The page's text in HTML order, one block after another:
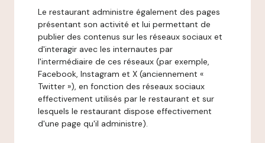
Le restaurant administre également des pages
présentant son activité et lui permettant de
publier des contenus sur les réseaux sociaux et
d'interagir avec les internautes par
l'intermédiaire de ces réseaux (par exemple,
Facebook, Instagram et X (anciennement «
Twitter »), en fonction des réseaux sociaux
effectivement utilisés par le restaurant et sur
lesquels le restaurant dispose effectivement
d'une page qu'il administre).